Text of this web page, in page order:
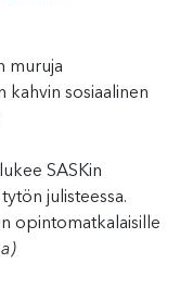
muruja
kahvin sosiaalinen
SASKin
julisteessa.
opintomatkalaisille